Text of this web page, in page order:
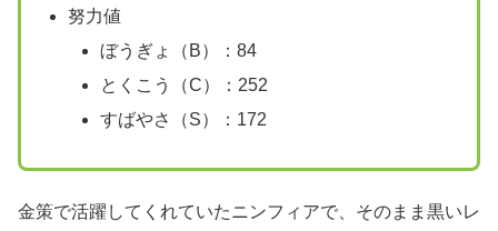
努力値
ぼうぎょ（B）：84
とくこう（C）：252
すばやさ（S）：172
金策で活躍してくれていたニンフィアで、そのまま黒いレ